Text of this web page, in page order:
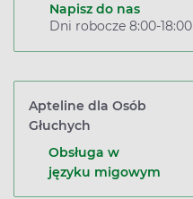
Napisz do nas
Dni robocze 8:00-18:00
Apteline dla Osób
Głuchych
Obsługa w
języku migowym